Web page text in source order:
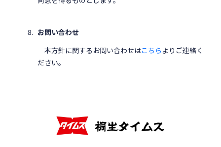
お問い合わせ
本方針に関するお問い合わせはこちら よりご連絡く
ださい。